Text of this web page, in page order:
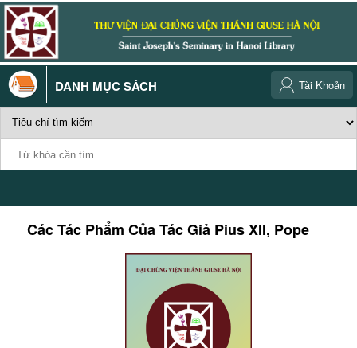
DANH MỤC SÁCH Tài Khoản
Các Tác Phẩm Của Tác Giả Pius XII, Pope